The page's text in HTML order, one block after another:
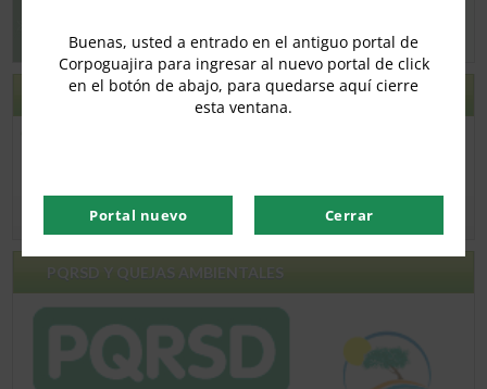
VITAL
PQRSD Y QUEJAS AMBIENTALES
Buenas, usted a entrado en el antiguo portal de
Corpoguajira para ingresar al nuevo portal de click
en el botón de abajo, para quedarse aquí cierre
esta ventana.
Portal nuevo Cerrar